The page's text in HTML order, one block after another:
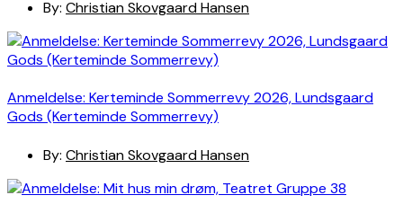
By: Christian Skovgaard Hansen
Anmeldelse: Kerteminde Sommerrevy 2026, Lundsgaard
Gods (Kerteminde Sommerrevy)
By: Christian Skovgaard Hansen